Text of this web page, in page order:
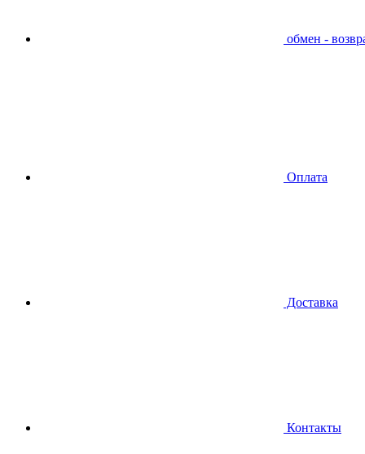
обмен -
Оплата
Доставка
Контакты